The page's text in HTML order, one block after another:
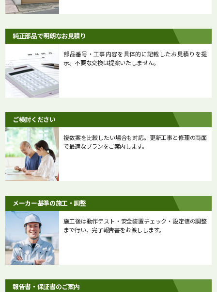
純正部品で明朗なお見積り
部品番号・工事内容を具体的に記載したお見積りを提
示。不要な交換は提案いたしません。
ご検討ください
複数案を比較したい場合も対応。更新工事と修理の両面
で最適なプランをご案内します。
メーカー基準の施工・調整
施工後は動作テスト・安全装置チェック・設定値の調整
まで行い、完了報告書をお渡しします。
報告書・保証書のご案内